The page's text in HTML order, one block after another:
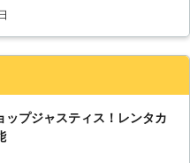
ー内の電気を利用して動きだ
ーディオといった、電気を利
なくなってしまいます。
365日で対応可能！突然の事
プジャスティス！レンタカ